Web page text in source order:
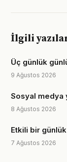
İlgili
Üç günlük
9 Ağustos 2026
Sosyal medya
8 Ağustos 2026
Etkili bir günlük
7 Ağustos 2026